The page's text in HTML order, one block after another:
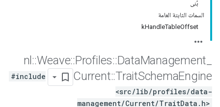
بُنى
السمات الثابتة العامة
kHandleTableOffset
nl ::Weave::Profiles::DataManagement
Current::TraitSchemaEngine
#include
<src/lib/profiles/data-
management/Current/TraitData.h>